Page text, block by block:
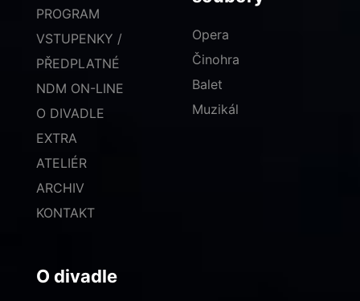
PROGRAM
VSTUPENKY /
PŘEDPLATNÉ
NDM ON-LINE
O DIVADLE
EXTRA
ATELIÉR
ARCHIV
KONTAKT
Opera
Činohra
Balet
Muzikál
O divadle